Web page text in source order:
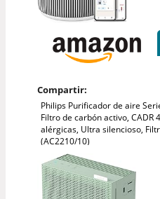
Compartir:
Philips Purificador de aire
Filtro de carbón activo, CADR
alérgicas, Ultra silencioso,
(AC2210/10)